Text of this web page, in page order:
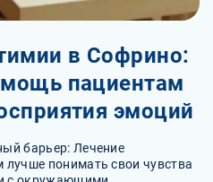
в Софрино:
пациентам
эмоций
барьер: Лечение
понимать свои чувства